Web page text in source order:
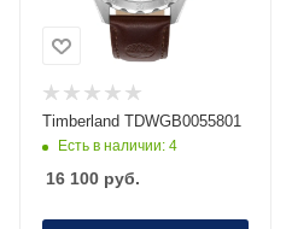
Timberland TDWGB0055801
Есть в наличии: 4
16 100 руб.